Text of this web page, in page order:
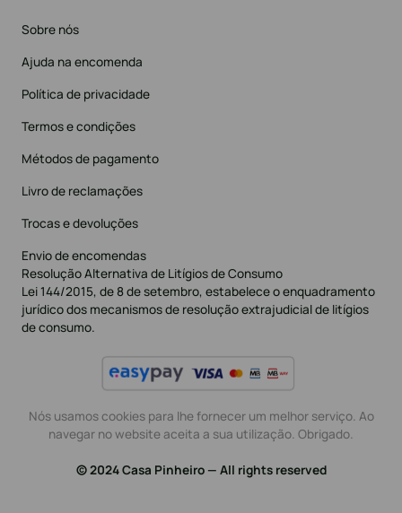
Sobre nós
Ajuda na encomenda
Política de privacidade
Termos e condições
Métodos de pagamento
Livro de reclamações
Trocas e devoluções
Envio de encomendas
Resolução Alternativa de Litígios de Consumo
Lei 144/2015, de 8 de setembro, estabelece o enquadramento
jurídico dos mecanismos de resolução extrajudicial de litígios
de consumo.
Nós usamos cookies para lhe fornecer um melhor serviço. Ao
navegar no website aceita a sua utilização. Obrigado.
© 2024 Casa Pinheiro — All rights reserved